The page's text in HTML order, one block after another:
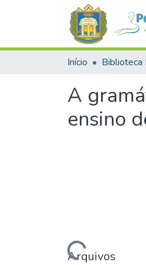
Início
A
ensino
Carregando...
Arquivos